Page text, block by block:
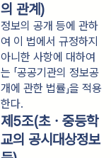
의 관계)
정보의 공개 등에 관하
여 이 법에서 규정하지
아니한 사항에 대하여
는 「공공기관의 정보공
개에 관한 법률」을 적용
한다.
제5조(초ㆍ중등학
교의 공시대상정보